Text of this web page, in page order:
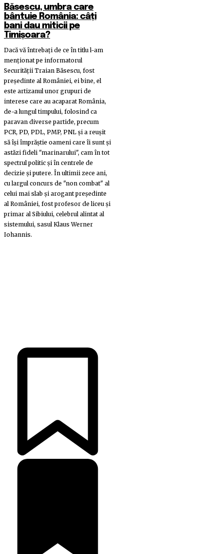
Băsescu, umbra care
bântuie România: câți
bani dau miticii pe
Timișoara?
Dacă vă întrebați de ce în titlu l-am
menționat pe informatorul
Securității Traian Băsescu, fost
președinte al României, ei bine, el
este artizanul unor grupuri de
interese care au acaparat România,
de-a lungul timpului, folosind ca
paravan diverse partide, precum
PCR, PD, PDL, PMP, PNL și a reușit
să își împrăștie oameni care îi sunt și
astăzi fideli "marinarului", cam în tot
spectrul politic și în centrele de
decizie și putere. În ultimii zece ani,
cu largul concurs de "non combat" al
celui mai slab și arogant președinte
al României, fost profesor de liceu și
primar al Sibiului, celebrul alintat al
sistemului, sasul Klaus Werner
Iohannis.